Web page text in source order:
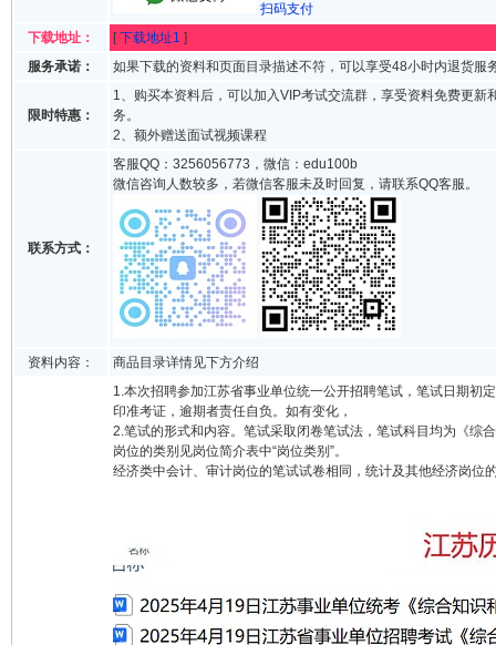
扫码支付
下载地址：
[下载地址1 ]
服务承诺：
如果下载的资料和页面目录描述不符，可以享受48小时内退货服
限时特惠：
1、购买本资料后，可以加入VIP考试交流群，享受资料免费更新
务。
2、额外赠送面试视频课程
联系方式：
客服QQ：3256056773，微信：edu100b
微信咨询人数较多，若微信客服未及时回复，请联系QQ客服。
资料内容：
商品目录详情见下方介绍
1.本次招聘参加江苏省事业单位统一公开招聘笔试，笔试日期
印准考证，逾期者责任自负。如有变化，
2.笔试的形式和内容。笔试采取闭卷笔试法，笔试科目均为《综
岗位的类别见岗位简介表中“岗位类别”。
经济类中会计、审计岗位的笔试试卷相同，统计及其他经济岗位